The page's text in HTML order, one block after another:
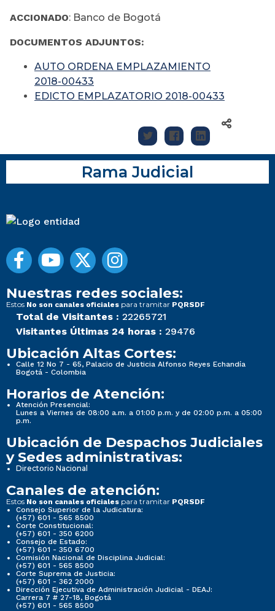
ACCIONADO: Banco de Bogotá
DOCUMENTOS ADJUNTOS:
AUTO ORDENA EMPLAZAMIENTO
2018-00433
EDICTO EMPLAZATORIO 2018-00433
Rama Judicial
Nuestras redes sociales:
Estos No son canales oficiales para tramitar PQRSDF
Total de Visitantes : 22265721
Visitantes Últimas 24 horas : 29476
Ubicación Altas Cortes:
Calle 12 No 7 - 65, Palacio de Justicia Alfonso Reyes Echandía
Bogotá - Colombia
Horarios de Atención:
Atención Presencial:
Lunes a Viernes de 08:00 a.m. a 01:00 p.m. y de 02:00 p.m. a 05:00
p.m.
Ubicación de Despachos Judiciales
y Sedes administrativas:
Directorio Nacional
Canales de atención:
Estos No son canales oficiales para tramitar PQRSDF
Consejo Superior de la Judicatura:
(+57) 601 - 565 8500
Corte Constitucional:
(+57) 601 - 350 6200
Consejo de Estado:
(+57) 601 - 350 6700
Comisión Nacional de Disciplina Judicial:
(+57) 601 - 565 8500
Corte Suprema de Justicia:
(+57) 601 - 362 2000
Dirección Ejecutiva de Administración Judicial - DEAJ:
Carrera 7 # 27-18, Bogotá
(+57) 601 - 565 8500